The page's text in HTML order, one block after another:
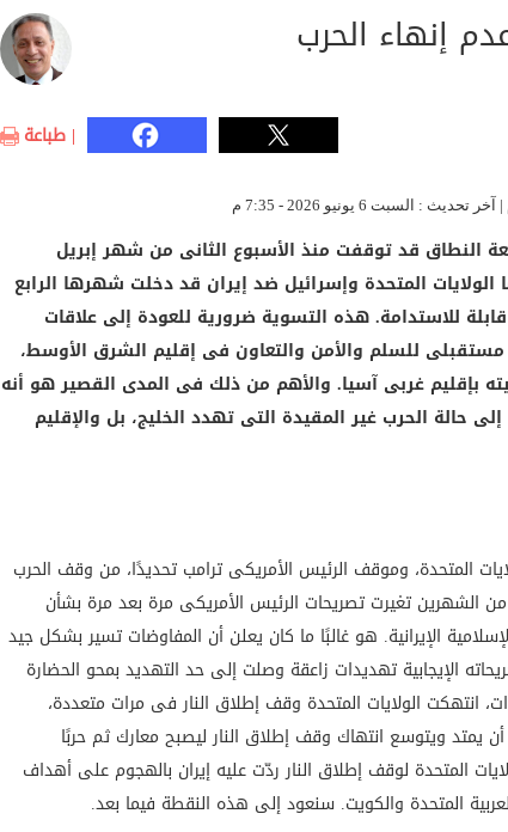
إنهاء الحرب
| طباعة
النطاق قد توقفت منذ الأسبوع الثانى من شهر إبريل
الولايات المتحدة وإسرائيل ضد إيران قد دخلت شهرها الرابع
للاستدامة. هذه التسوية ضرورية للعودة إلى علاقات
للسلم والأمن والتعاون فى إقليم الشرق الأوسط،
بإقليم غربى آسيا. والأهم من ذلك فى المدى القصير هو أنه
حالة الحرب غير المقيدة التى تهدد الخليج، بل والإقليم
المتحدة، وموقف الرئيس الأمريكى ترامب تحديدًا، من وقف الحرب
الشهرين تغيرت تصريحات الرئيس الأمريكى مرة بعد مرة بشأن
الإيرانية. هو غالبًا ما كان يعلن أن المفاوضات تسير بشكل جيد
الإيجابية تهديدات زاعقة وصلت إلى حد التهديد بمحو الحضارة
انتهكت الولايات المتحدة وقف إطلاق النار فى مرات متعددة،
يمتد ويتوسع انتهاك وقف إطلاق النار ليصبح معارك ثم حربًا
المتحدة لوقف إطلاق النار ردّت عليه إيران بالهجوم على أهداف
المتحدة والكويت. سنعود إلى هذه النقطة فيما بعد.